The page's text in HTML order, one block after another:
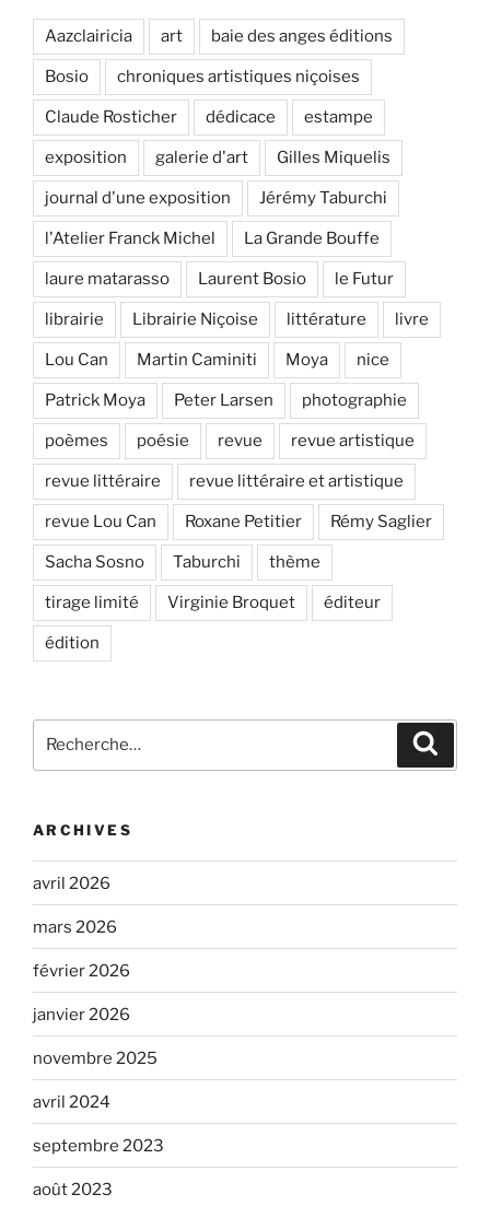
Aazclairicia art baie des anges éditions
Bosio chroniques artistiques niçoises
Claude Rosticher dédicace estampe
exposition galerie d'art Gilles Miquelis
journal d'une exposition Jérémy Taburchi
l'Atelier Franck Michel La Grande Bouffe
laure matarasso Laurent Bosio le Futur
librairie Librairie Niçoise littérature livre
Lou Can Martin Caminiti Moya nice
Patrick Moya Peter Larsen photographie
poèmes poésie revue revue artistique
revue littéraire revue littéraire et artistique
revue Lou Can Roxane Petitier Rémy Saglier
Sacha Sosno Taburchi thème
tirage limité Virginie Broquet éditeur
édition
pour
ARCHIVES
avril 2026
mars 2026
février 2026
janvier 2026
novembre 2025
avril 2024
septembre 2023
août 2023